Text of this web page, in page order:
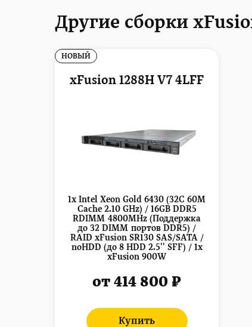
Другие сборки
xFusion 1288H V7 4LFF
1x Intel Xeon Gold 6430 (32C 60M
Cache 2.10 GHz) / 16GB DDR5
RDIMM 4800MHz (Поддержка
до 32 DIMM портов DDR5) /
RAID xFusion SR130 SAS/SATA /
noHDD (до 8 HDD 2.5'' SFF) / 1x
xFusion 900W
от 414 800 ₽
Купить
НОВЫЙ